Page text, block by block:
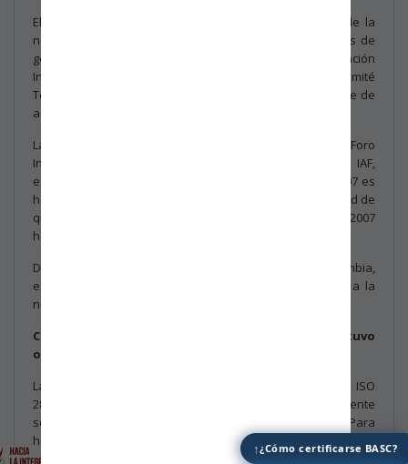
↑¿Cómo certificarse BASC?
El día 15 de marzo de 2022 se realizó la publicación de la
norma ISO 28000:2022 “Seguridad y Resiliencia. Sistemas de
gestión de seguridad - Requisitos.” por la Organización
Internacional de Normalización – ISO, como labor del Comité
Técnico ISO/TC 292 “Security and resilience”, responsable de
actualizar la versión antecesora del 2007.
La Organización Internacional de Normalización - ISO y el Foro
Internacional de Organismos de Acreditación – IAF,
establecieron que la vigencia de la norma ISO 28000:2007 es
hasta el
, lo cual implica la necesidad de
que las Organizaciones certificadas con la versión 2007
hagan su transición antes del
De acuerdo con lo anterior, BASC Bogotá - Colombia,
establece el siguiente cronograma para la transición a la
nueva versión de la norma ISO 28000:2022:
Caso 1: La certificación actual ISO 28000:2007 se obtuvo
o se renovó antes del 14 de noviembre de 2021
La renovación se puede hacer con la versión 2007 de ISO
28000, sin embargo la duración de la certificación solamente
será hasta el 15 de marzo de 2025 y no por los 3 años. Para
hacer la transición a la versión 2022, se podrá realizar en una
auditoría de seguimiento o una auditoría especial, cuyo plazo